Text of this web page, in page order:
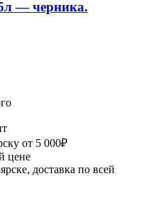
— черника.
от 5 000₽
цене
доставка по всей